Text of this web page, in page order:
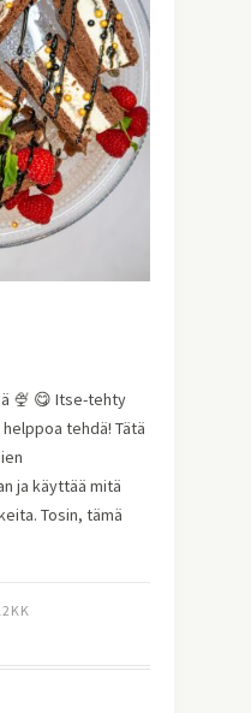
🍨 😋 Itse-tehty
tehdä! Tätä
ja käyttää mitä
Tosin, tämä